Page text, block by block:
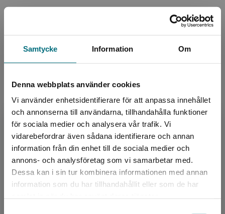
Samtycke Information Om
Denna webbplats använder cookies
Vi använder enhetsidentifierare för att anpassa innehållet
och annonserna till användarna, tillhandahålla funktioner
för sociala medier och analysera vår trafik. Vi
vidarebefordrar även sådana identifierare och annan
information från din enhet till de sociala medier och
annons- och analysföretag som vi samarbetar med.
Dessa kan i sin tur kombinera informationen med annan
information som du har tillhandahållit eller som de har
Begränsad fraktregion
Det verkar som att du besöker
nyponochviljaforlag.se via en enhet utanför
Författare
Moa Candil
Moa Candil är utbildad journalist och jobbade i
många år på den lättlästa nyhetstidningen 8
Sidor. Hon har därefter skrivit en rad lätta
faktaböcke...